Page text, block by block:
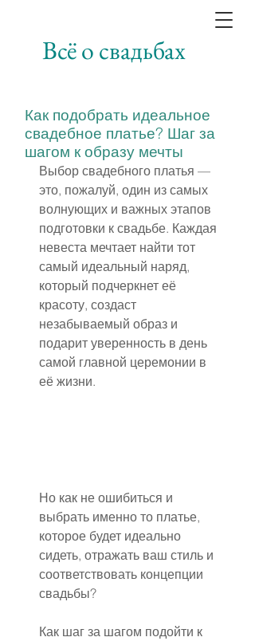
Всё о свадьбах
Как подобрать идеальное
свадебное платье? Шаг за
шагом к образу мечты
Выбор свадебного платья —
это, пожалуй, один из самых
волнующих и важных этапов
подготовки к свадьбе. Каждая
невеста мечтает найти тот
самый идеальный наряд,
который подчеркнет её
красоту, создаст
незабываемый образ и
подарит уверенность в день
самой главной церемонии в
её жизни.
Но как не ошибиться и
выбрать именно то платье,
которое будет идеально
сидеть, отражать ваш стиль и
соответствовать концепции
свадьбы?
Как шаг за шагом подойти к